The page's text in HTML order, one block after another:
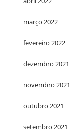
março 2022
fevereiro 2022
dezembro 2021
novembro 2021
outubro 2021
setembro 2021